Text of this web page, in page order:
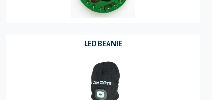
LED BEANIE